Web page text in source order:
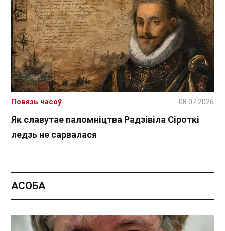
Як славутае паломніцтва Радзівіла Сіроткі
ледзь не сарвалася
Повязь часоў 08.07.2026
АСОБА